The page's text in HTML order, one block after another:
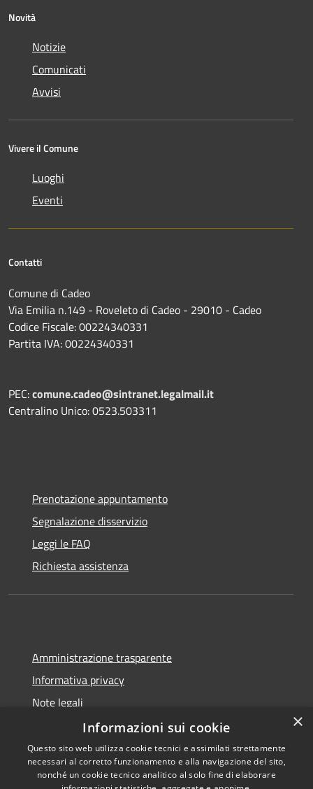
Novità
Notizie
Comunicati
Avvisi
Vivere il Comune
Luoghi
Eventi
Contatti
Comune di Cadeo
Via Emilia n.149 - Roveleto di Cadeo - 29010 - Cadeo
Codice Fiscale: 00224340331
Partita IVA: 00224340331
PEC:comune.cadeo@sintranet.legalmail.it
Centralino Unico: 0523.503311
Prenotazione appuntamento
Segnalazione disservizio
Leggi le FAQ
Richiesta assistenza
Amministrazione trasparente
Informativa privacy
Note legali
Dichiarazione di accessibilità
×
Informazioni sui cookie
Questo sito web utilizza cookie tecnici e assimilati strettamente
necessari al corretto funzionamento e alla navigazione del sito,
nonché un cookie tecnico analitico al solo fine di elaborare